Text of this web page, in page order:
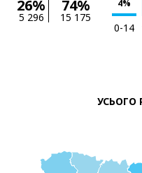
26%
5 296
74%
15 175
4%
0-14
УСЬОГО